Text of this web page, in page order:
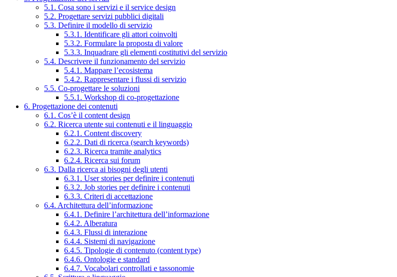
5.1. Cosa sono i servizi e il service design
5.2. Progettare servizi pubblici digitali
5.3. Definire il modello di servizio
5.3.1. Identificare gli attori coinvolti
5.3.2. Formulare la proposta di valore
5.3.3. Inquadrare gli elementi costitutivi del servizio
5.4. Descrivere il funzionamento del servizio
5.4.1. Mappare l’ecosistema
5.4.2. Rappresentare i flussi di servizio
5.5. Co-progettare le soluzioni
5.5.1. Workshop di co-progettazione
6. Progettazione dei contenuti
6.1. Cos’è il content design
6.2. Ricerca utente sui contenuti e il linguaggio
6.2.1. Content discovery
6.2.2. Dati di ricerca (search keywords)
6.2.3. Ricerca tramite analytics
6.2.4. Ricerca sui forum
6.3. Dalla ricerca ai bisogni degli utenti
6.3.1. User stories per definire i contenuti
6.3.2. Job stories per definire i contenuti
6.3.3. Criteri di accettazione
6.4. Architettura dell’informazione
6.4.1. Definire l’architettura dell’informazione
6.4.2. Alberatura
6.4.3. Flussi di interazione
6.4.4. Sistemi di navigazione
6.4.5. Tipologie di contenuto (content type)
6.4.6. Ontologie e standard
6.4.7. Vocabolari controllati e tassonomie